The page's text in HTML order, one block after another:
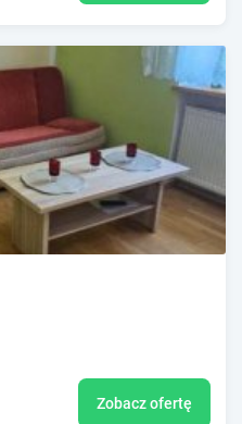
Zobacz ofertę